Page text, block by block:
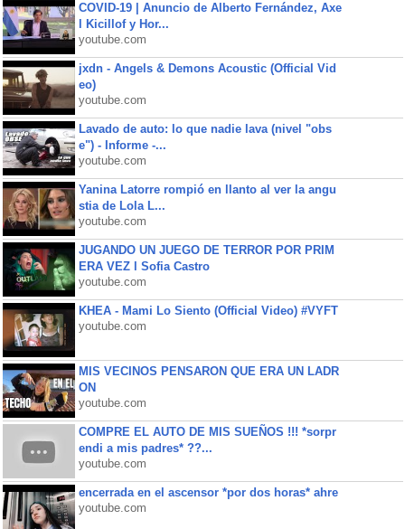
COVID-19 | Anuncio de Alberto Fernández, Axe
l Kicillof y Hor...
youtube.com
jxdn - Angels & Demons Acoustic (Official Vid
eo)
youtube.com
Lavado de auto: lo que nadie lava (nivel "obs
e") - Informe -...
youtube.com
Yanina Latorre rompió en llanto al ver la angu
stia de Lola L...
youtube.com
JUGANDO UN JUEGO DE TERROR POR PRIM
ERA VEZ l Sofia Castro
youtube.com
KHEA - Mami Lo Siento (Official Video) #VYFT
youtube.com
MIS VECINOS PENSARON QUE ERA UN LADR
ON
youtube.com
COMPRE EL AUTO DE MIS SUEÑOS !!! *sorpr
endi a mis padres* ??...
youtube.com
encerrada en el ascensor *por dos horas* ahre
youtube.com